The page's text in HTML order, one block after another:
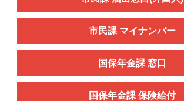
メール通知登録
混雑予想カレンダー市民課 マイナンバー
国保年金課 窓口
国保年金課 保険給付